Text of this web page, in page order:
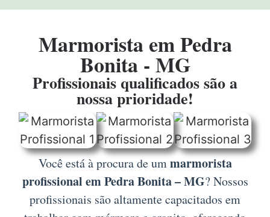
Marmorista em Pedra
Bonita - MG
Profissionais qualificados são a
nossa prioridade!
Você está à procura de ummarmorista
profissional em Pedra Bonita – MG? Nossos
profissionais são altamente capacitados em